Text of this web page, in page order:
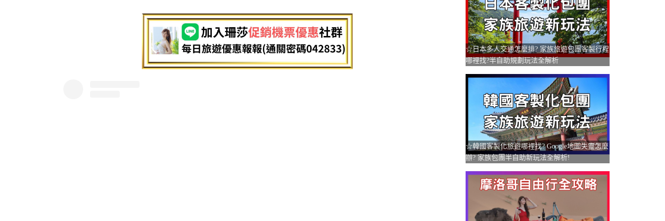
☆日本多人交通怎麼排? 家族旅遊包團客製行程
哪裡找?半自助規劃玩法全解析
☆韓國客製化旅遊哪裡找? Google地圖失靈怎麼
辦? 家族包團半自助新玩法全解析!